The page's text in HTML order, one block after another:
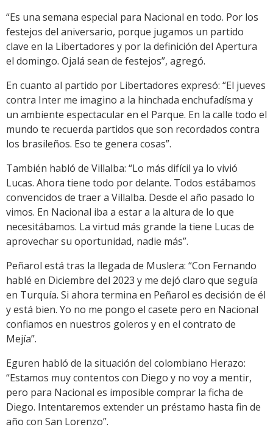
“Es una semana especial para Nacional en todo. Por los
festejos del aniversario, porque jugamos un partido
clave en la Libertadores y por la definición del Apertura
el domingo. Ojalá sean de festejos”, agregó.
En cuanto al partido por Libertadores expresó: “El jueves
contra Inter me imagino a la hinchada enchufadísma y
un ambiente espectacular en el Parque. En la calle todo el
mundo te recuerda partidos que son recordados contra
los brasileños. Eso te genera cosas”.
También habló de Villalba: “Lo más difícil ya lo vivió
Lucas. Ahora tiene todo por delante. Todos estábamos
convencidos de traer a Villalba. Desde el año pasado lo
vimos. En Nacional iba a estar a la altura de lo que
necesitábamos. La virtud más grande la tiene Lucas de
aprovechar su oportunidad, nadie más”.
Peñarol está tras la llegada de Muslera: “Con Fernando
hablé en Diciembre del 2023 y me dejó claro que seguía
en Turquía. Si ahora termina en Peñarol es decisión de él
y está bien. Yo no me pongo el casete pero en Nacional
confiamos en nuestros goleros y en el contrato de
Mejía”.
Eguren habló de la situación del colombiano Herazo:
“Estamos muy contentos con Diego y no voy a mentir,
pero para Nacional es imposible comprar la ficha de
Diego. Intentaremos extender un préstamo hasta fin de
año con San Lorenzo”.